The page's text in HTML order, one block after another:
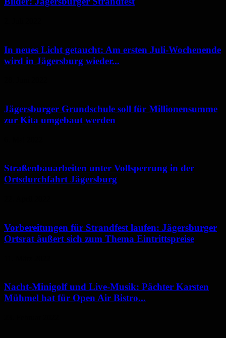
In neues Licht getaucht: Am ersten Juli-Wochenende
wird in Jägersburg wieder...
Jägersburger Grundschule soll für Millionensumme
zur Kita umgebaut werden
Straßenbauarbeiten unter Vollsperrung in der
Ortsdurchfahrt Jägersburg
Vorbereitungen für Strandfest laufen: Jägersburger
Ortsrat äußert sich zum Thema Eintrittspreise
Nacht-Minigolf und Live-Musik: Pächter Karsten
Mühmel hat für Open Air Bistro...